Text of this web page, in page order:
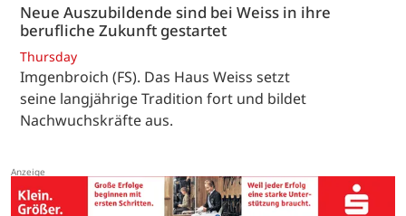
Neue Auszubildende sind bei Weiss in ihre
berufliche Zukunft gestartet
Thursday
Imgenbroich (FS). Das Haus Weiss setzt
seine langjährige Tradition fort und bildet
Nachwuchskräfte aus.